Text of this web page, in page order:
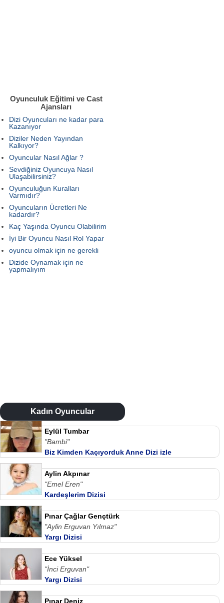
Oyunculuk Eğitimi ve Cast
Ajansları
Dizi Oyuncuları ne kadar para
Kazanıyor
Diziler Neden Yayından
Kalkıyor?
Oyuncular Nasıl Ağlar ?
Sevdiğiniz Oyuncuya Nasıl
Ulaşabilirsiniz?
Oyunculuğun Kuralları
Varmıdır?
Oyuncuların Ücretleri Ne
kadardır?
Kaç Yaşında Oyuncu Olabilirim
İyi Bir Oyuncu Nasıl Rol Yapar
oyuncu olmak için ne gerekli
Dizide Oynamak için ne
yapmalıyım
Kadın Oyuncular
Eylül Tumbar
"Bambi"
Biz Kimden Kaçıyorduk Anne Dizi izle
Aylin Akpınar
"Emel Eren"
Kardeşlerim Dizisi
Pınar Çağlar Gençtürk
"Aylin Erguvan Yılmaz"
Yargı Dizisi
Ece Yüksel
"İnci Erguvan"
Yargı Dizisi
Pınar Deniz